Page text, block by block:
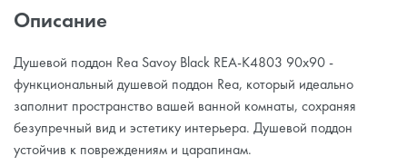
Описание
Душевой поддон Rea Savoy Black REA-K4803 90x90 -
функциональный душевой поддон Rea, который идеально
заполнит пространство вашей ванной комнаты, сохраняя
безупречный вид и эстетику интерьера. Душевой поддон
устойчив к повреждениям и царапинам.